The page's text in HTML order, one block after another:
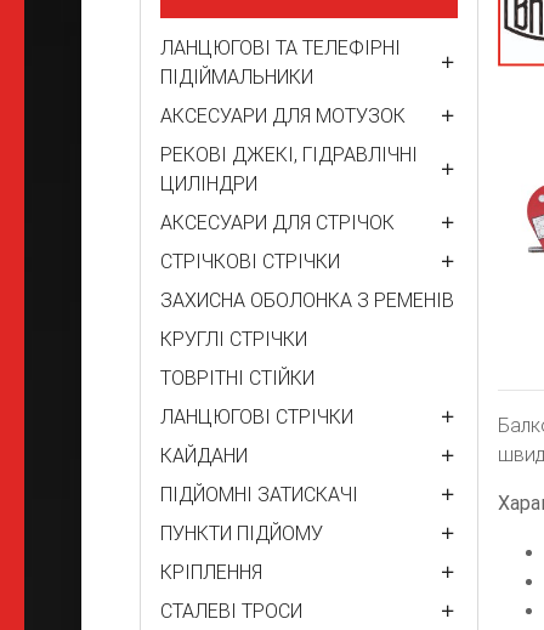
ЛАНЦЮГОВІ ТА ТЕЛЕФІРНІ
ПІДІЙМАЛЬНИКИ
АКСЕСУАРИ ДЛЯ МОТУЗОК
РЕКОВІ ДЖЕКІ, ГІДРАВЛІЧНІ
ЦИЛІНДРИ
АКСЕСУАРИ ДЛЯ СТРІЧОК
СТРІЧКОВІ СТРІЧКИ
ЗАХИСНА ОБОЛОНКА З РЕМЕНІВ
КРУГЛІ СТРІЧКИ
ТОВРІТНІ СТІЙКИ
ЛАНЦЮГОВІ СТРІЧКИ
КАЙДАНИ
ПІДЙОМНІ ЗАТИСКАЧІ
ПУНКТИ ПІДЙОМУ
КРІПЛЕННЯ
СТАЛЕВІ ТРОСИ